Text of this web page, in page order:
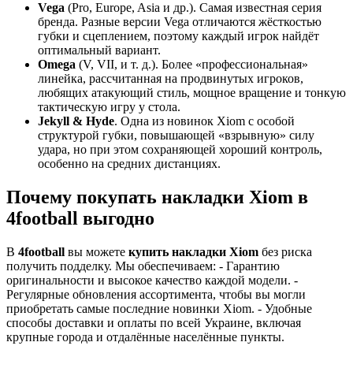
Vega (Pro, Europe, Asia и др.). Самая известная серия
бренда. Разные версии Vega отличаются жёсткостью
губки и сцеплением, поэтому каждый игрок найдёт
оптимальный вариант.
Omega (V, VII, и т. д.). Более «профессиональная»
линейка, рассчитанная на продвинутых игроков,
любящих атакующий стиль, мощное вращение и тонкую
тактическую игру у стола.
Jekyll & Hyde. Одна из новинок Xiom с особой
структурой губки, повышающей «взрывную» силу
удара, но при этом сохраняющей хороший контроль,
особенно на средних дистанциях.
Почему покупать накладки Xiom в
4football выгодно
В 4football вы можете купить накладки Xiom без риска
получить подделку. Мы обеспечиваем: - Гарантию
оригинальности и высокое качество каждой модели. -
Регулярные обновления ассортимента, чтобы вы могли
приобретать самые последние новинки Xiom. - Удобные
способы доставки и оплаты по всей Украине, включая
крупные города и отдалённые населённые пункты.